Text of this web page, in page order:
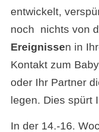
entwickelt,
noch nichts von
Ereignissen in
Kontakt zum
oder Ihr Partner
legen. Dies spürt
In der 14.-16.